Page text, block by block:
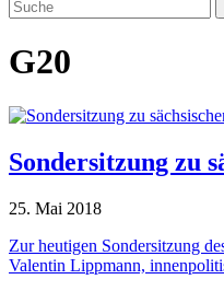
G20
Sondersitzung zu
25. Mai 2018
Zur heutigen Sondersitzung
Valentin Lippmann,